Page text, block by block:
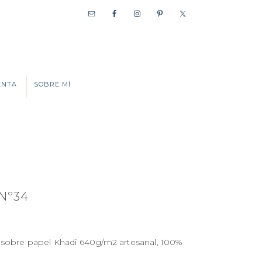
SOBRE MÍ
papel Khadi 640g/m2 artesanal, 100%